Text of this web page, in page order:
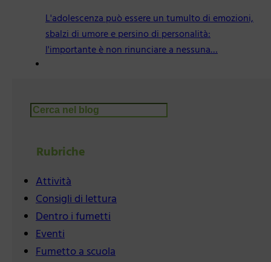
L'adolescenza può essere un tumulto di emozioni,
sbalzi di umore e persino di personalità:
l'importante è non rinunciare a nessuna…
Cerca
Rubriche
Attività
Consigli di lettura
Dentro i fumetti
Eventi
Fumetto a scuola